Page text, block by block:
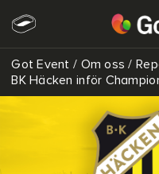
Got Event / Om oss /
BK Häcken inför